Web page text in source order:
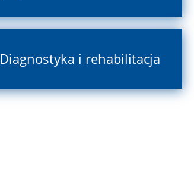
Diagnostyka i rehabilitacja